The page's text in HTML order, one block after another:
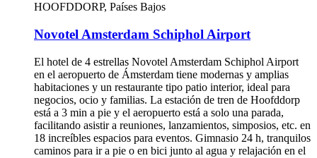
HOOFDDORP, Países Bajos
Novotel Amsterdam Schiphol Airport
El hotel de 4 estrellas Novotel Amsterdam Schiphol Airport
en el aeropuerto de Ámsterdam tiene modernas y amplias
habitaciones y un restaurante tipo patio interior, ideal para
negocios, ocio y familias. La estación de tren de Hoofddorp
está a 3 min a pie y el aeropuerto está a solo una parada,
facilitando asistir a reuniones, lanzamientos, simposios, etc. en
18 increíbles espacios para eventos. Gimnasio 24 h, tranquilos
caminos para ir a pie o en bici junto al agua y relajación en el